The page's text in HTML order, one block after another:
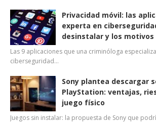
Privacidad móvil: las
experta en
desinstalar y los motivos
Las 9 aplicaciones que una criminóloga
ciberseguridad…
Sony plantea descargar
PlayStation: ventajas,
juego físico
Juegos sin instalar: la propuesta de Sony que